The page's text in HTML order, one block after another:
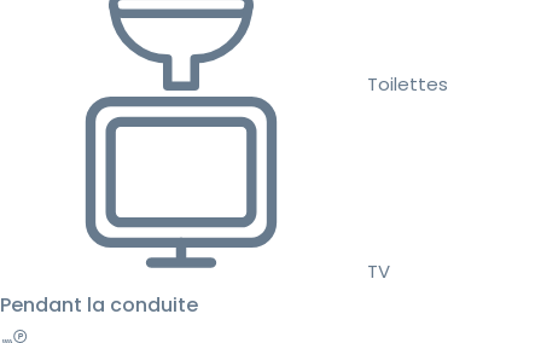
Toilettes
TV
Pendant la conduite